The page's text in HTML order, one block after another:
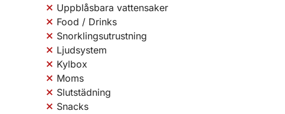
Uppblåsbara vattensaker
Food / Drinks
Snorklingsutrustning
Ljudsystem
Kylbox
Moms
Slutstädning
Snacks